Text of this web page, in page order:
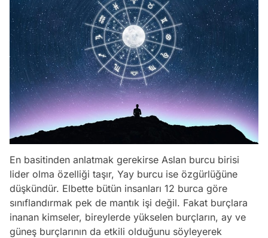
En basitinden anlatmak gerekirse Aslan burcu birisi
lider olma özelliği taşır, Yay burcu ise özgürlüğüne
düşkündür. Elbette bütün insanları 12 burca göre
sınıflandırmak pek de mantık işi değil. Fakat burçlara
inanan kimseler, bireylerde yükselen burçların, ay ve
güneş burçlarının da etkili olduğunu söyleyerek